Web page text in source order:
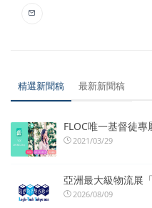
精選新聞稿 最新新聞稿
FLOC唯一基督徒
2021/03/29
亞洲最大級物流展
2026/08/09